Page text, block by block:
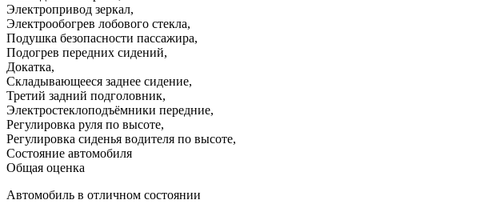
Электропривод зеркал,
Электрообогрев лобового стекла,
Подушка безопасности пассажира,
Подогрев передних сидений,
Докатка,
Складывающееся заднее сидение,
Третий задний подголовник,
Электростеклоподъёмники передние,
Регулировка руля по высоте,
Регулировка сиденья водителя по высоте,
Состояние автомобиля
Общая оценка
Автомобиль в отличном состоянии